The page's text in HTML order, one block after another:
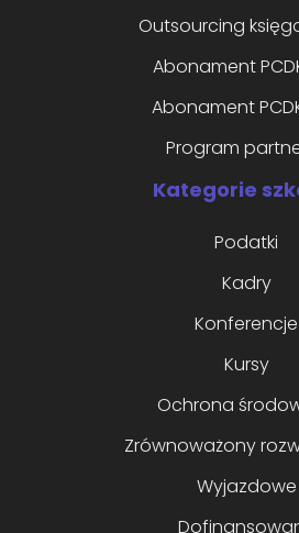
Outsourcing
Abonament
Abonament
Program
Kategorie
Podatki
Kadry
Konferencje
Kursy
Ochrona
Zrównoważony
Wyjazdowe